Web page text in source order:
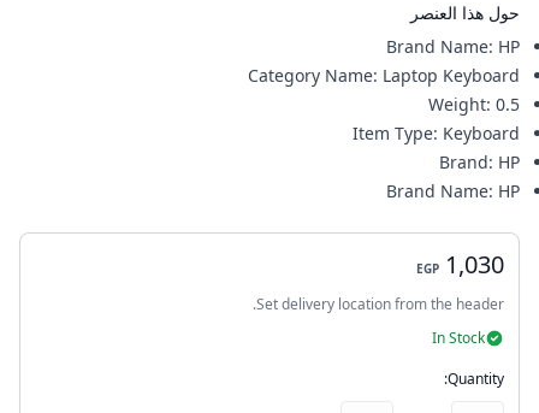
حول هذا العنصر
Brand Name: HP
Category Name: Laptop Keyboard
Weight: 0.5
Item Type: Keyboard
Brand: HP
Brand Name: HP
1,030
EGP
Set delivery location from the header.
In Stock
Quantity: